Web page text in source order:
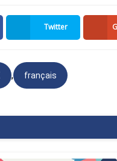
ce qu'il y a comme
asperges et
Twitter
, français